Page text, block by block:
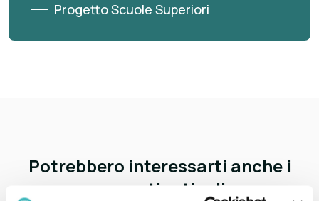
Progetto Scuole Superiori
Potrebbero interessarti anche i
seguenti articoli: